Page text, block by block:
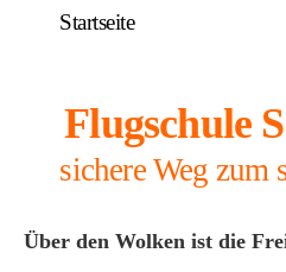
Startseite
Flugschule
sichere Weg zum
Über den Wolken ist die